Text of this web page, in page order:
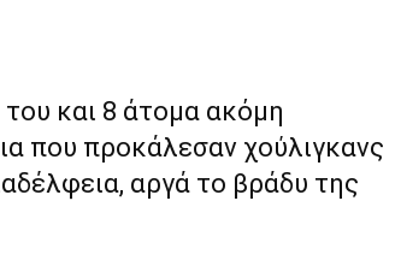
και 8 άτομα ακόμη
που προκάλεσαν χούλιγκανς
αργά το βράδυ της